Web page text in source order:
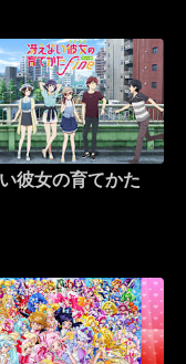
彼女の育てかた